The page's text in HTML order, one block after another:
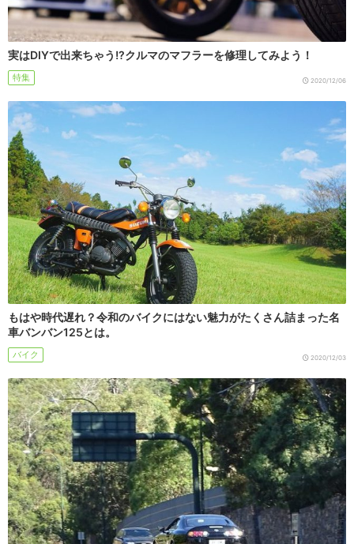
実はDIYで出来ちゃう!?クルマのマフラーを修理してみよう！
特集 2020/12/06
もはや時代遅れ？令和のバイクにはない魅力がたくさん詰まった名
車バンバン125とは。
バイク 2020/12/03